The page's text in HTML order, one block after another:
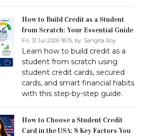
How to Build Credit as a Student
from Scratch: Your Essential Guide
Fri, 31 Jul 2026 18:15, by: Sangita Roy
Learn how to build credit as a
student from scratch using
student credit cards, secured
cards, and smart financial habits
with this step-by-step guide.
How to Choose a Student Credit
Card in the USA: 8 Key Factors You